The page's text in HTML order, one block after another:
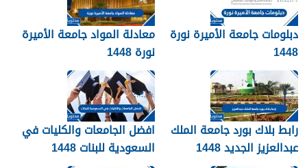
دبلومات جامعة الأميرة نورة
1448
معادلة المواد جامعة الأميرة
نورة 1448
رابط بلاك بورد جامعة الملك
عبدالعزيز الجديد 1448
افضل الجامعات والكليات في
السعودية للبنات 1448